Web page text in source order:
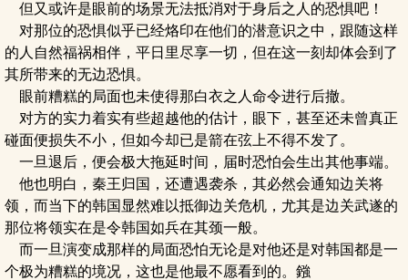
但又或许是眼前的场景无法抵消对于身后之人的恐惧吧！
对那位的恐惧似乎已经烙印在他们的潜意识之中，跟随这样
的人自然福祸相伴，平日里尽享一切，但在这一刻却体会到了
其所带来的无边恐惧。
眼前糟糕的局面也未使得那白衣之人命令进行后撤。
对方的实力着实有些超越他的估计，眼下，甚至还未曾真正
碰面便损失不小，但如今却已是箭在弦上不得不发了。
一旦退后，便会极大拖延时间，届时恐怕会生出其他事端。
他也明白，秦王归国，还遭遇袭杀，其必然会通知边关将
领，而当下的韩国显然难以抵御边关危机，尤其是边关武遂的
那位将领实在是令韩国如兵在其颈一般。
而一旦演变成那样的局面恐怕无论是对他还是对韩国都是一
个极为糟糕的境况，这也是他最不愿看到的。鏹